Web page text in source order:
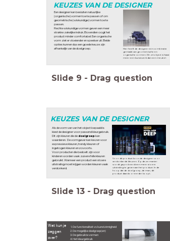
Een designer kan besluiten natuurlijke
(organische) vormen toe te passen of om
geometrische (wiskundige) vormen toe te
passen.
Rechte wiskundige vormen geven een meer
strakke zakelijke indruk. Bovendien oogt het
product minder comfortabel. Een organische
vorm ziet er vloeiender en speelser uit. Beide
opties kunnen dus een goede keuze zijn
afhankelijk van de doelgroep.
KEUZES VAN DE DESIGNER
Hier heeft de designer een combinatie
gemaakt van geometrische en
organische vormen. Dit zitobject is haast
meer een kunstwerk dan een meubel.
Slide 9 - Drag question
Als de vorm van van het object bepaald is
kiest de designer voor passend kleurgebruik.
Dit zijn kleuren die dedoelgroepkan
waarderen. De vormgever kan kiezen voor
expressieve kleuren, trendy kleuren of
ingetogen kleuren enzovoorts.
Voor producten die bedoelt zijn voor
kinderen worden vaak zuivere felle kleuren
gebruikt. Wanneer een product een stoere
uitstraling moet krijgen worden kleuren vaak
verdonkerd.
KEUZES VAN DE DESIGNER
Voor dit product koos de designer voor
verdonkerde kleuren. Op deze manier
wordt geprobeerd een meer stoere
uitstraling te geven aan het product. In de
hoop dat de doelgroep, de man, dit
product daardoor eerder koopt.
Slide 13 - Drag question
Wat kun je
zeggen
over?
De functionaliteit vs kunstzinnigheid
De mogelijke doelgroep(en)
De gebruikte vormen
Het kleurgebruik